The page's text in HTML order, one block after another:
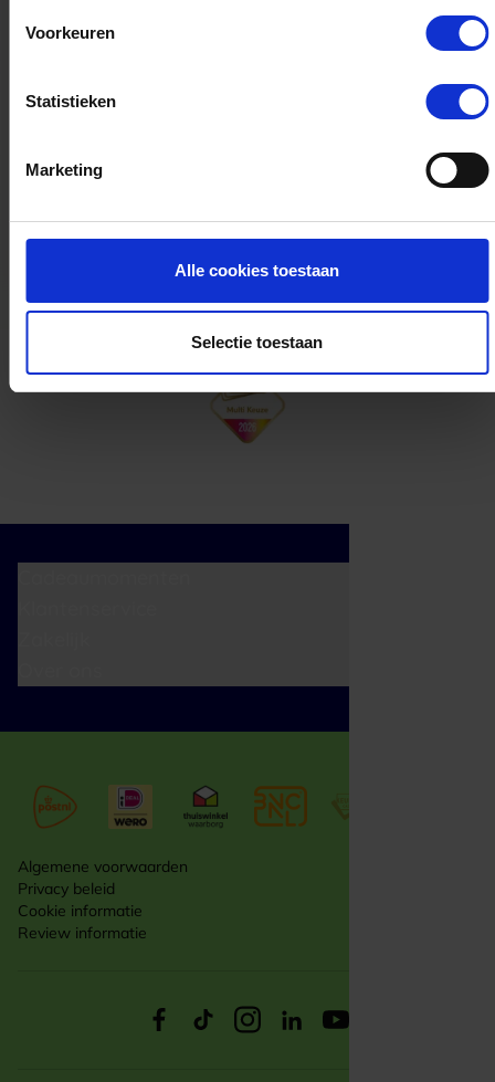
Voorkeuren
Statistieken
Marketing
Alle cookies toestaan
Selectie toestaan
Het volledige saldo op de VVV cadeaukaart
cadeaukaart in delen uitgeven.
Algemene voorwaarden
Privacy beleid
Cookie informatie
Review informatie